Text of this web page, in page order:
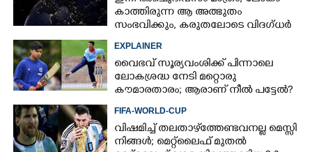
കാത്തിരുന്ന ആ അത്ഭുതം
സംഭവിക്കും, കരുതലോടെ വിദഗ്ധർ
EXPLAINER
വൈഭവ് സൂര്യവംശിക്ക് പിന്നാലെ
ലോകശ്രദ്ധ നേടി മറ്റൊരു
കൗമാരതാരം; ആരാണ് നീൽ പട്ടേൽ?
FIFA-WORLD-CUP
വിഷമിച്ച് തലതാഴ്‌ത്തേണ്ടവനല്ല മെസ്സി
നിങ്ങള്‍; മെറ്റ്‌ലൈഫ് മുതല്‍